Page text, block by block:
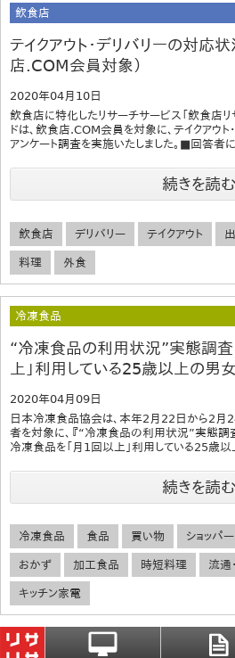
飲食店
テイクアウト・デリバリーの対応
店.COM会員対象）
2020年04月10日
飲食店に特化したリサーチサービス「飲食店リ
ドは、飲食店.COM会員を対象に、テイクアウ
アンケート調査を実施いたしました。■回答者
続きを読む
飲食店 デリバリー テイクアウト
料理 外食
冷凍食品
“冷凍食品の利用状況”実態調査
上」利用している25歳以上の男
2020年04月09日
日本冷凍食品協会は、本年2月22日から2月
者を対象に、『“冷凍食品の利用状況”実態調
冷凍食品を「月1回以上」利用している25歳
続きを読む
冷凍食品 食品 買い物 ショッパー
おかず 加工食品 時短料理 流通
キッチン家電